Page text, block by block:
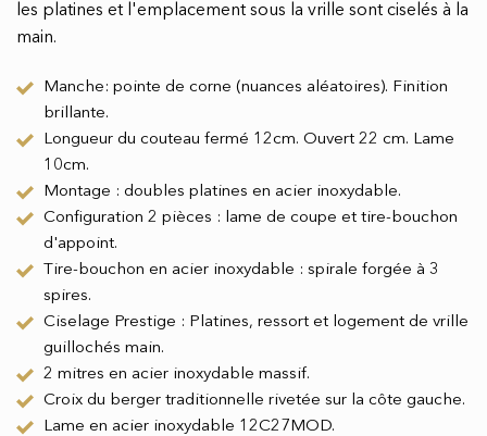
les platines et l'emplacement sous la vrille sont ciselés à la
main.
Manche: pointe de corne (nuances aléatoires). Finition
brillante.
Longueur du couteau fermé 12cm. Ouvert 22 cm. Lame
10cm.
Montage : doubles platines en acier inoxydable.
Configuration 2 pièces : lame de coupe et tire-bouchon
d'appoint.
Tire-bouchon en acier inoxydable : spirale forgée à 3
spires.
Ciselage Prestige : Platines, ressort et logement de vrille
guillochés main.
2 mitres en acier inoxydable massif.
Croix du berger traditionnelle rivetée sur la côte gauche.
Lame en acier inoxydable 12C27MOD.